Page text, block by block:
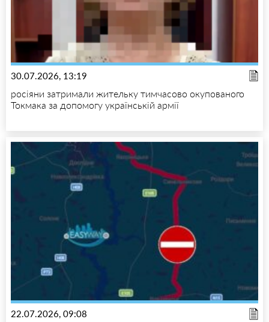
30.07.2026, 13:19
росіяни затримали жительку тимчасово окупованого
Токмака за допомогу українській армії
22.07.2026, 09:08